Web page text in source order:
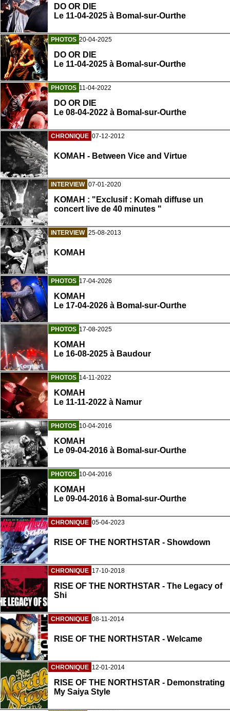
DO OR DIE
Le 11-04-2025 à Bomal-sur-Ourthe
PHOTOS 20-04-2025
DO OR DIE
Le 11-04-2025 à Bomal-sur-Ourthe
PHOTOS 11-04-2022
DO OR DIE
Le 08-04-2022 à Bomal-sur-Ourthe
CHRONIQUE 07-12-2012
KOMAH - Between Vice and Virtue
INTERVIEW 07-01-2020
KOMAH : "Exclusif : Komah diffuse un
concert live de 40 minutes "
INTERVIEW 25-08-2013
KOMAH
PHOTOS 17-04-2026
KOMAH
Le 17-04-2026 à Bomal-sur-Ourthe
PHOTOS 17-08-2025
KOMAH
Le 16-08-2025 à Baudour
PHOTOS 14-11-2022
KOMAH
Le 11-11-2022 à Namur
PHOTOS 10-04-2016
KOMAH
Le 09-04-2016 à Bomal-sur-Ourthe
PHOTOS 10-04-2016
KOMAH
Le 09-04-2016 à Bomal-sur-Ourthe
CHRONIQUE 05-04-2023
RISE OF THE NORTHSTAR - Showdown
CHRONIQUE 17-10-2018
RISE OF THE NORTHSTAR - The Legacy of
Shi
CHRONIQUE 08-11-2014
RISE OF THE NORTHSTAR - Welcame
CHRONIQUE 12-01-2014
RISE OF THE NORTHSTAR - Demonstrating
My Saiya Style